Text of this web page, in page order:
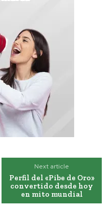
Next article
Perfil del «Pibe de Oro»
convertido desde hoy
en mito mundial